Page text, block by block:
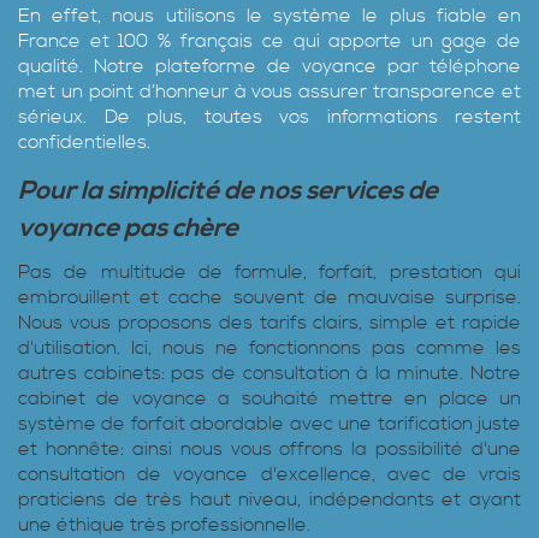
En effet, nous utilisons le système le plus fiable en
France et 100 % français ce qui apporte un gage de
qualité. Notre plateforme de voyance par téléphone
met un point d’honneur à vous assurer transparence et
sérieux. De plus, toutes vos informations restent
confidentielles.
Pour la simplicité de nos services de
voyance pas chère
Pas de multitude de formule, forfait, prestation qui
embrouillent et cache souvent de mauvaise surprise.
Nous vous proposons des tarifs clairs, simple et rapide
d'utilisation. Ici, nous ne fonctionnons pas comme les
autres cabinets: pas de consultation à la minute. Notre
cabinet de voyance a souhaité mettre en place un
système de forfait abordable avec une tarification juste
et honnête: ainsi nous vous offrons la possibilité d'une
consultation de voyance d'excellence, avec de vrais
praticiens de très haut niveau, indépendants et ayant
une éthique très professionnelle.